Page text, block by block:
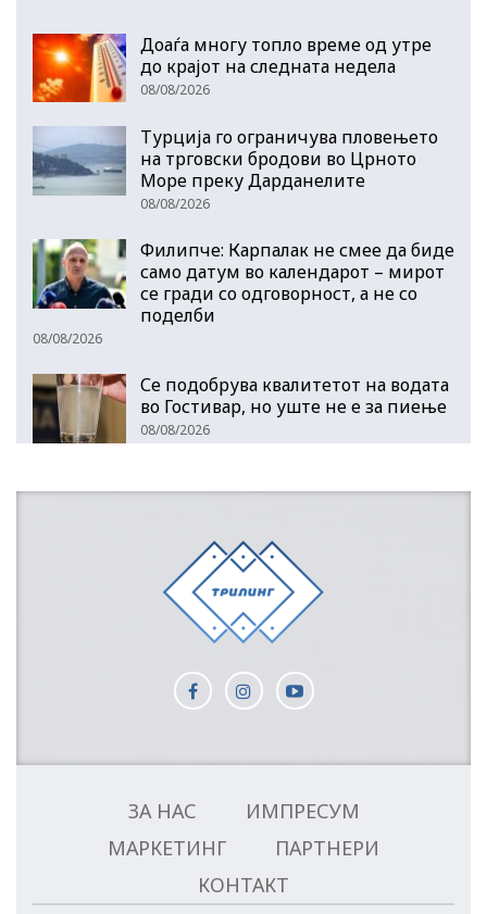
Доаѓа многу топло време од утре
до крајот на следната недела
08/08/2026
Турција го ограничува пловењето
на трговски бродови во Црното
Море преку Дарданелите
08/08/2026
Филипче: Карпалак не смее да биде
само датум во календарот – мирот
се гради со одговорност, а не со
поделби
08/08/2026
Се подобрува квалитетот на водата
во Гостивар, но уште не е за пиење
08/08/2026
ЗА НАС
ИМПРЕСУМ
МАРКЕТИНГ
ПАРТНЕРИ
КОНТАКТ